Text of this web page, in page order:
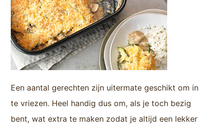
Een aantal gerechten zijn uitermate geschikt om in
te vriezen. Heel handig dus om, als je toch bezig
bent, wat extra te maken zodat je altijd een lekker